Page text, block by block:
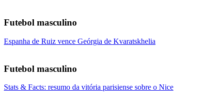
Futebol masculino
Espanha de Ruiz vence Geórgia de Kvaratskhelia
Futebol masculino
Stats & Facts: resumo da vitória parisiense sobre o Nice